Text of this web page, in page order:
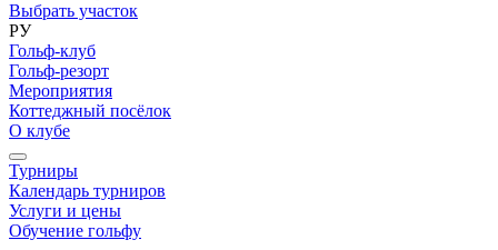
Выбрать участок
РУ
Гольф-клуб
Гольф-резорт
Мероприятия
Коттеджный посёлок
О клубе
Турниры
Календарь турниров
Услуги и цены
Обучение гольфу